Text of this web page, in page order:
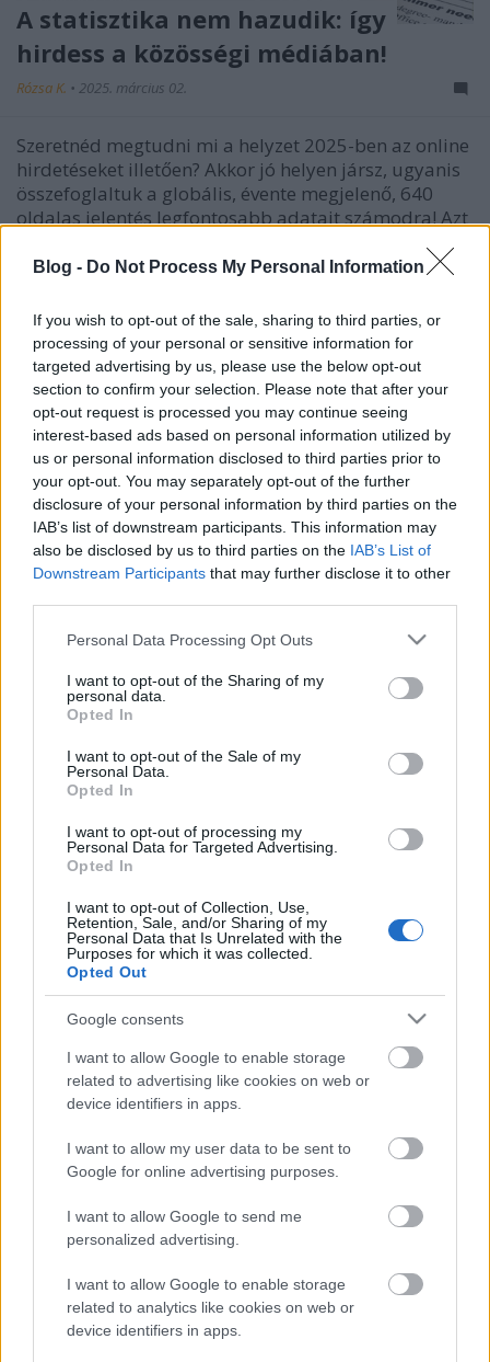
Blog - Do Not Process My Personal Information
If you wish to opt-out of the sale, sharing to third parties, or
processing of your personal or sensitive information for
targeted advertising by us, please use the below opt-out
section to confirm your selection. Please note that after your
opt-out request is processed you may continue seeing
interest-based ads based on personal information utilized by
us or personal information disclosed to third parties prior to
your opt-out. You may separately opt-out of the further
disclosure of your personal information by third parties on the
IAB’s list of downstream participants. This information may
also be disclosed by us to third parties on the IAB’s List of
Downstream Participants that may further disclose it to other
Please note that this website/app uses one or more Google
not limited to your visit or usage behaviour. You may click to
grant or deny consent to Google and its third-party tags to
use your data for below specified purposes in below Google
consent section.
Personal Data Processing Opt Outs
I want to opt-out of the Sharing of my
personal data.
Opted In
I want to opt-out of the Sale of my
Personal Data.
Opted In
I want to opt-out of processing my
Personal Data for Targeted Advertising.
Opted In
I want to opt-out of Collection, Use,
Retention, Sale, and/or Sharing of my
Personal Data that Is Unrelated with the
Purposes for which it was collected.
Opted Out
Google consents
I want to allow Google to enable storage
related to advertising like cookies on web or
device identifiers in apps.
I want to allow my user data to be sent to
Google for online advertising purposes.
I want to allow Google to send me
personalized advertising.
I want to allow Google to enable storage
related to analytics like cookies on web or
device identifiers in apps.
A statisztika nem hazudik: így
hirdess a közösségi médiában!
Rózsa K. • 2025. március 02.
Szeretnéd megtudni mi a helyzet 2025-ben az online
hirdetéseket illetően? Akkor jó helyen jársz, ugyanis
összefoglaltuk a globális, évente megjelenő, 640
oldalas jelentés legfontosabb adatait számodra! Azt
melyek A legújabb 2025-ös social media
Hogyan hozz létre szórakoztató
közösségi média tartalmakat?
Sáringer Viktória 2024. március 06.
Ma már a hatékony közösségi média kommunikáció
egyik elvárása, hogy ismerni kell a trendeket és
ezeket össze kell hangolni a márka értékeivel. No és
persze az sem árt, ha mindez szórakoztatni is tudja a
közönséget. A közösségi média sokak számára
sokféle szerepet tölt be, de napjainkban az egyik…
Milyen TikTok-trendek várhatók
2024-ben? II. rész